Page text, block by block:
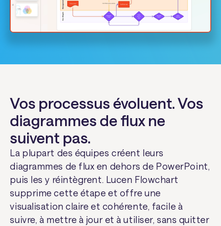
Vos processus évoluent. Vos
diagrammes de flux ne
suivent pas.
La plupart des équipes créent leurs
diagrammes de flux en dehors de PowerPoint,
puis les y réintègrent. Lucen Flowchart
supprime cette étape et offre une
visualisation claire et cohérente, facile à
suivre, à mettre à jour et à utiliser, sans quitter